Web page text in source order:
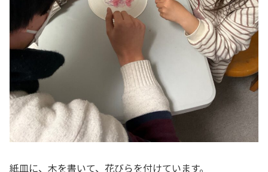
紙皿に、木を書いて、花びらを付けています。